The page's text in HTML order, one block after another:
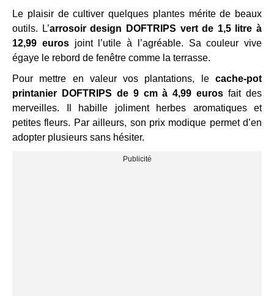
Le plaisir de cultiver quelques plantes mérite de beaux
outils. L’arrosoir design DOFTRIPS vert de 1,5 litre à
12,99 eurosjoint l’utile à l’agréable. Sa couleur vive
égaye le rebord de fenêtre comme la terrasse.
Pour mettre en valeur vos plantations, le cache-pot
printanier DOFTRIPS de 9 cm à 4,99 euros fait des
merveilles. Il habille joliment herbes aromatiques et
petites fleurs. Par ailleurs, son prix modique permet d’en
adopter plusieurs sans hésiter.